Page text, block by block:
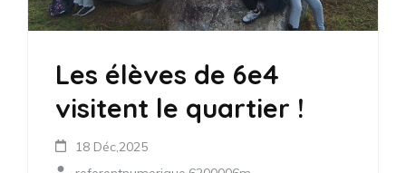
Les élèves de 6e4
visitent le quartier !
18 Déc,2025